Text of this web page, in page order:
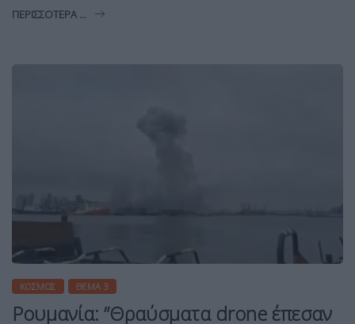
ΠΕΡΙΣΣΌΤΕΡΑ ...
ΚΌΣΜΟΣ ΘΈΜΑ 3
Ρουμανία: ”Θραύσματα drone έπεσαν